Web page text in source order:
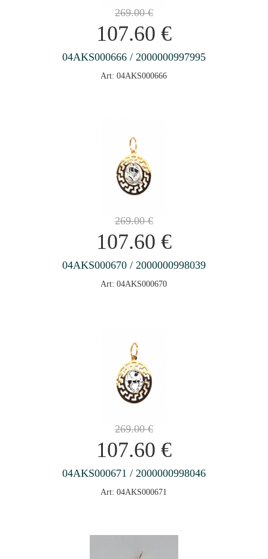
269.00€
107.60 €
04AKS000666 / 2000000997995
Art: 04AKS000666
269.00€
107.60 €
04AKS000670 / 2000000998039
Art: 04AKS000670
269.00€
107.60 €
04AKS000671 / 2000000998046
Art: 04AKS000671